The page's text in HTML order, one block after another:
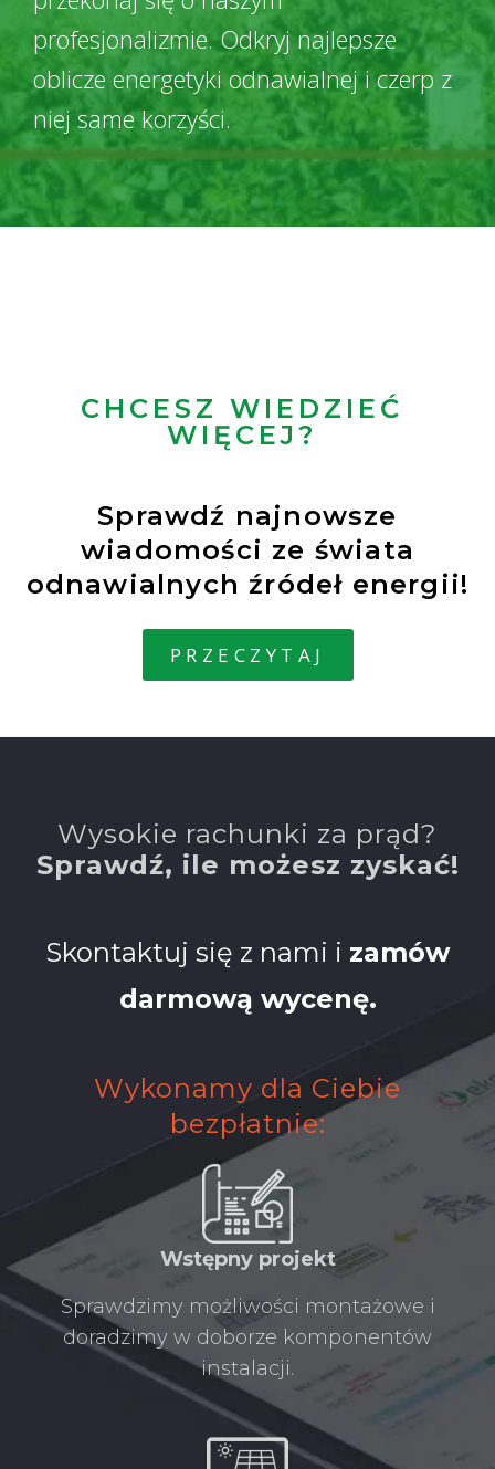
profesjonalizmie. Odkryj najlepsze
oblicze energetyki odnawialnej i czerp z
niej same korzyści.
CHCESZ WIEDZIEĆ
WIĘCEJ?
Sprawdź najnowsze
wiadomości ze świata
odnawialnych źródeł energii!
PRZECZYTAJ
Wysokie rachunki za prąd?
Sprawdź, ile możesz zyskać​!
Skontaktuj się z nami i zamów
darmową wycenę.
Wykonamy dla Ciebie
bezpłatnie:​
Wstępny projekt​
Sprawdzimy możliwości montażowe i
doradzimy w doborze komponentów
instalacji.